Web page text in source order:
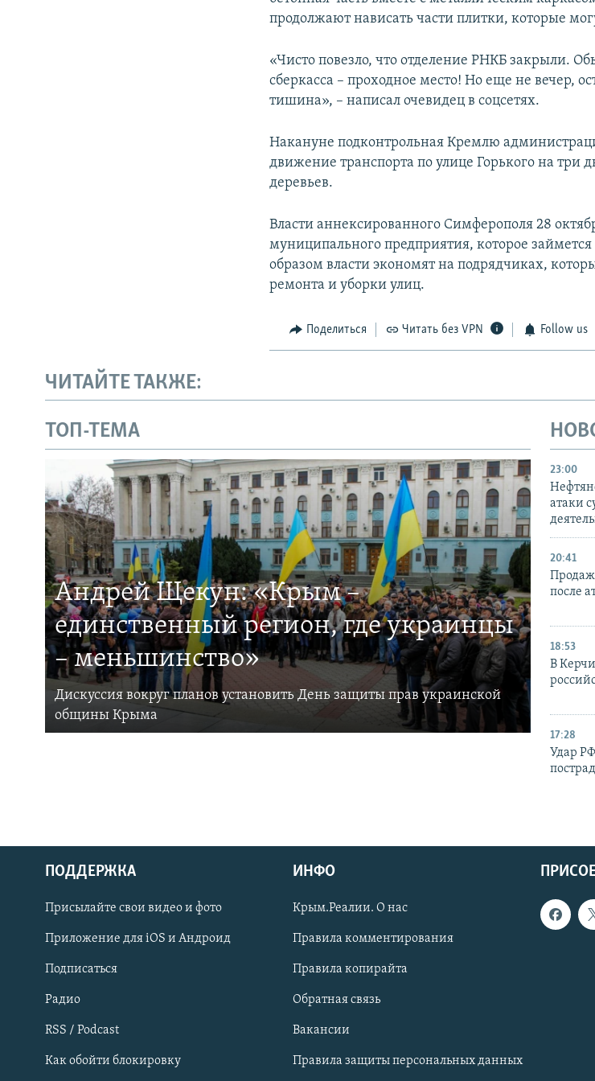
Українською
Qırımtatar
ПРИСОЕДИНЯЙТЕСЬ!
продолжают нависать части плитки, которые
«Чисто повезло, что отделение РНКБ закрыли.
сберкасса – проходное место! Но еще не вечер,
тишина», – написал очевидец в соцсетях.
Накануне подконтрольная Кремлю
движение транспорта по улице Горького на три
деревьев.
Власти аннексированного Симферополя 28
муниципального предприятия, которое
образом власти экономят на подрядчиках,
ремонта и уборки улиц.
Поделиться Читать без VPN Follow us
ЧИТАЙТЕ ТАКЖЕ:
ТОП-ТЕМА
Андрей Щекун: «Крым –
единственный регион, где украинцы
– меньшинство»
Дискуссия вокруг планов установить День защиты прав украинской
общины Крыма
23:00
атаки
20:41
после
18:53
В
17:28
Удар
ПОДДЕРЖКА
Присылайте свои видео и фото
Приложение для iOS и Андроид
Подписаться
Радио
RSS / Podcast
Как обойти блокировку
ИНФО
Крым.Реалии. О нас
Правила комментирования
Правила копирайта
Обратная связь
Вакансии
Правила защиты персональных данных